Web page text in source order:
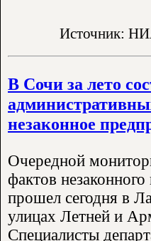
Источник:
В Сочи за лето
незаконное
Очередной
фактов
прошел сегодня в
улицах Летней и
Специалисты